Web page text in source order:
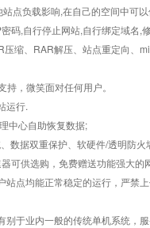
点负载影响,在自己的空间中可
码,自行停止网站,自行绑定域名,
缩、RAR解压、站点重定向、
，微笑面对任何用户。
运行.
中心自助恢复数据;
数据双重保护、软硬件/透明防火
可供选购，免费赠送功能强大
站点均能正常稳定的运行，严禁
别于业内一般的传统单机系统，